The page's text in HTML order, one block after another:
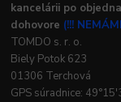
kancelárii po
dohovore (!!!
TOMDO s. r. o.
Biely Potok 623
01306 Terchová
GPS súradnice: